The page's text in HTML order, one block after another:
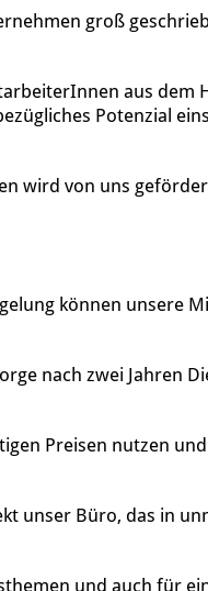
groß
aus dem
Potenzial
wird von uns
können unsere
nach zwei Jahren
Preisen nutzen
unser Büro, das in
und auch für